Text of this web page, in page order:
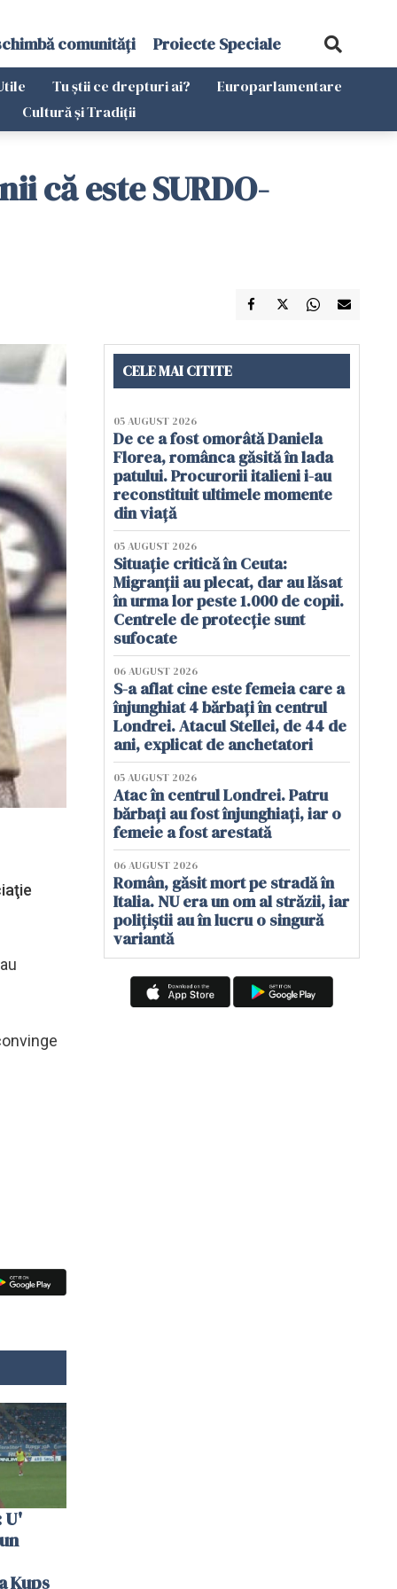
comunități Proiecte Speciale
Tu știi ce drepturi ai?
Europarlamentare
Cultură și Tradiții
că este SURDO-
U'
Kups
CELE MAI CITITE
05 AUGUST 2026
De ce a fost omorâtă Daniela
Florea, românca găsită în lada
patului. Procurorii italieni i-au
reconstituit ultimele momente
din viață
05 AUGUST 2026
Situație critică în Ceuta:
Migranții au plecat, dar au lăsat
în urma lor peste 1.000 de copii.
Centrele de protecție sunt
sufocate
06 AUGUST 2026
S-a aflat cine este femeia care a
înjunghiat 4 bărbați în centrul
Londrei. Atacul Stellei, de 44 de
ani, explicat de anchetatori
05 AUGUST 2026
Atac în centrul Londrei. Patru
bărbați au fost înjunghiați, iar o
femeie a fost arestată
06 AUGUST 2026
Român, găsit mort pe stradă în
Italia. NU era un om al străzii, iar
polițiștii au în lucru o singură
variantă